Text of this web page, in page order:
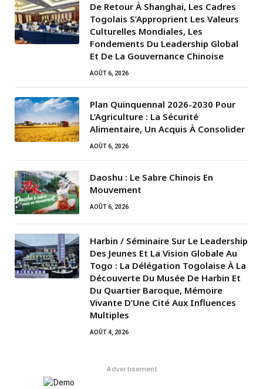
De Retour À Shanghai, Les Cadres
Togolais S’Approprient Les Valeurs
Culturelles Mondiales, Les
Fondements Du Leadership Global
Et De La Gouvernance Chinoise
AOÛT 6, 2026
Plan Quinquennal 2026-2030 Pour
L’Agriculture : La Sécurité
Alimentaire, Un Acquis À Consolider
AOÛT 6, 2026
Daoshu : Le Sabre Chinois En
Mouvement
AOÛT 6, 2026
Harbin / Séminaire Sur Le Leadership
Des Jeunes Et La Vision Globale Au
Togo : La Délégation Togolaise À La
Découverte Du Musée De Harbin Et
Du Quartier Baroque, Mémoire
Vivante D’Une Cité Aux Influences
Multiples
AOÛT 4, 2026
Advertisement